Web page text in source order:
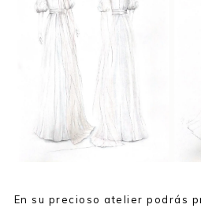
En su precioso atelier podrás